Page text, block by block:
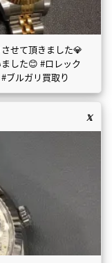
せて頂きました💎
した😊 #ロレック
ルガリ買取り